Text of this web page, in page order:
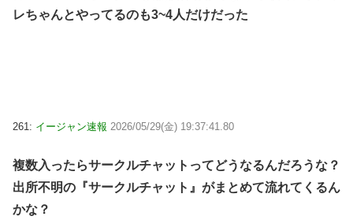
レちゃんとやってるのも3~4人だけだった
261: イージャン速報 2026/05/29(金) 19:37:41.80
複数入ったらサークルチャットってどうなるんだろうな？
出所不明の『サークルチャット』がまとめて流れてくるん
かな？